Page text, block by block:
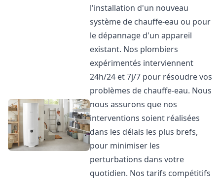
l'installation d'un nouveau
système de chauffe-eau ou pour
le dépannage d'un appareil
existant. Nos plombiers
expérimentés interviennent
24h/24 et 7j/7 pour résoudre vos
problèmes de chauffe-eau. Nous
nous assurons que nos
interventions soient réalisées
dans les délais les plus brefs,
pour minimiser les
perturbations dans votre
quotidien. Nos tarifs compétitifs